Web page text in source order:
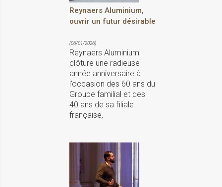
Reynaers Aluminium,
ouvrir un futur désirable
(06/01/2026)
Reynaers Aluminium
clôture une radieuse
année anniversaire à
l’occasion des 60 ans du
Groupe familial et des
40 ans de sa filiale
française,